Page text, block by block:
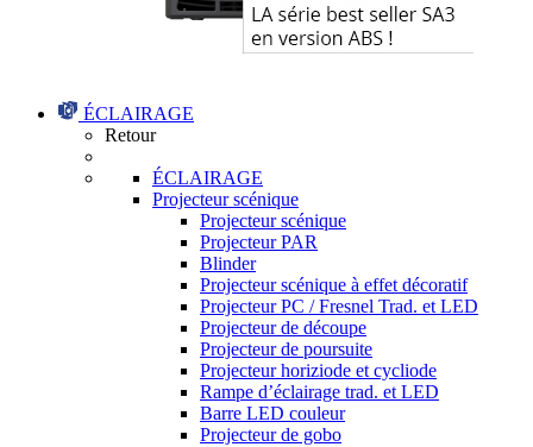
ÉCLAIRAGE
Retour
ÉCLAIRAGE
Projecteur scénique
Projecteur scénique
Projecteur PAR
Blinder
Projecteur scénique à effet décoratif
Projecteur PC / Fresnel Trad. et LED
Projecteur de découpe
Projecteur de poursuite
Projecteur horiziode et cycliode
Rampe d’éclairage trad. et LED
Barre LED couleur
Projecteur de gobo